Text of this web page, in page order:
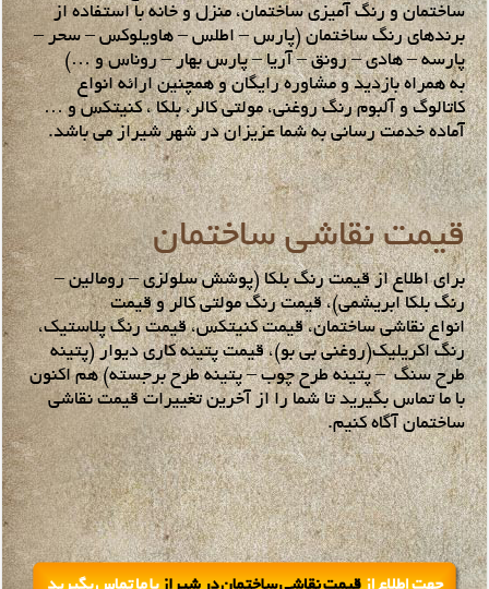
ساختمان و رنگ آمیزی ساختمان، منزل و خانه با استفاده از
برندهای رنگ ساختمان (پارس – اطلس – هاویلوکس – سحر –
پارسه – هادی – رونق – آریا – پارس بهار – روناس و …)
به همراه بازدید و مشاوره رایگان و همچنین ارائه انواع
کاتالوگ و آلبوم رنگ روغنی، مولتی کالر، بلکا ، کنیتکس و …
آماده خدمت رسانی به شما عزیزان در شهر شیراز می باشد.
قیمت نقاشی ساختمان
برای اطلاع از قیمت رنگ بلکا (پوشش سلولزی – رومالین –
رنگ بلکا ابریشمی)، قیمت رنگ مولتی کالر و قیمت
انواع نقاشی ساختمان، قیمت کنیتکس، قیمت رنگ پلاستیک،
رنگ اکریلیک(روغنی بی بو)، قیمت پتینه کاری دیوار (پتینه
طرح سنگ – پتینه طرح چوب – پتینه طرح برجسته) هم اکنون
با ما تماس بگیرید تا شما را از آخرین تغییرات قیمت نقاشی
ساختمان آگاه کنیم.